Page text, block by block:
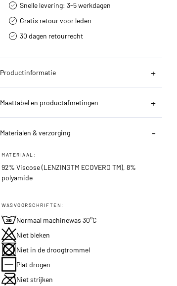
Snelle levering: 3-5 werkdagen
Gratis retour voor leden
30 dagen retourrecht­
Productinformatie
Maattabel en productafmetingen
Materialen & verzorging
MATERIAAL:
92% Viscose (LENZINGTM ECOVERO TM), 8%
polyamide
WASVOORSCHRIFTEN:
Normaal machinewas 30°C
Niet bleken
Niet in de droogtrommel
Plat drogen
Niet strijken